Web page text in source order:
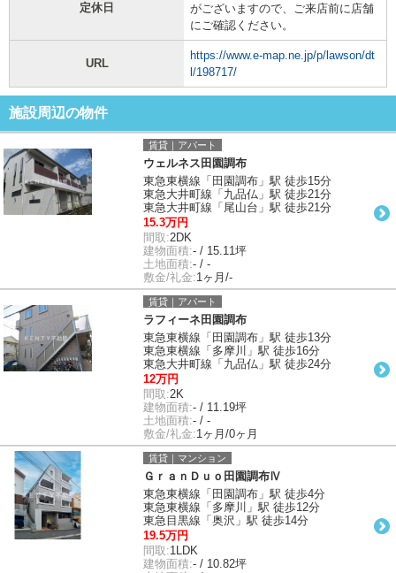
定休日
がございますので、ご来店前に店舗
にご確認ください。
URL
https://www.e-map.ne.jp/p/lawson/dt
l/198717/
施設周辺の物件
賃貸｜アパート
ウェルネス田園調布
東急東横線「田園調布」駅 徒歩15分
東急大井町線「九品仏」駅 徒歩21分
東急大井町線「尾山台」駅 徒歩21分
15.3万円
間取:2DK
建物面積:- / 15.11坪
土地面積:- / -
敷金/礼金:1ヶ月/-
賃貸｜アパート
ラフィーネ田園調布
東急東横線「田園調布」駅 徒歩13分
東急東横線「多摩川」駅 徒歩16分
東急大井町線「九品仏」駅 徒歩24分
12万円
間取:2K
建物面積:- / 11.19坪
土地面積:- / -
敷金/礼金:1ヶ月/0ヶ月
賃貸｜マンション
ＧｒａｎＤｕｏ田園調布Ⅳ
東急東横線「田園調布」駅 徒歩4分
東急東横線「多摩川」駅 徒歩12分
東急目黒線「奥沢」駅 徒歩14分
19.5万円
間取:1LDK
建物面積:- / 10.82坪